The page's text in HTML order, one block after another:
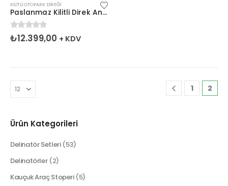
KILITLI OTOPARK DIREĞI
Paslanmaz Kilitli Direk Ankrajlı
0 5 üzerinden
₺12.399,00 + KDV
1 2
Ürün Kategorileri
Delinatör Setleri (53)
Delinatörler (2)
Kauçuk Araç Stoperi (5)